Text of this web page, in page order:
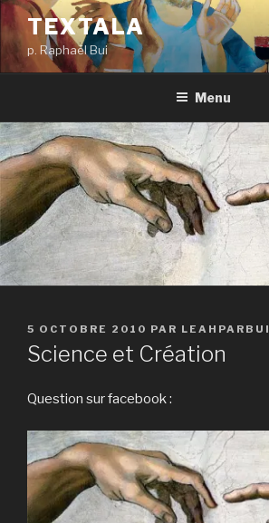
Aller
au
contenu
principal
TEXTALA
p. Raphaël Bui
Menu
PUBLIÉ
LE
5 OCTOBRE 2010 PAR LEAHPARBUI
Science et Création
Question sur facebook :